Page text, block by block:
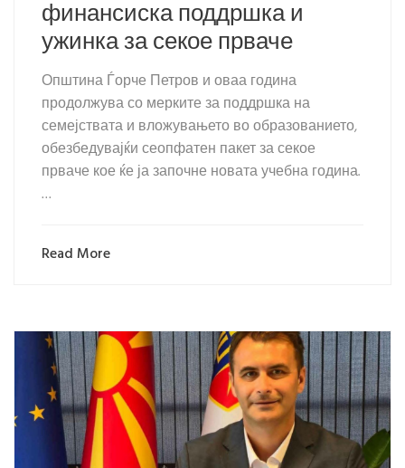
финансиска поддршка и
ужинка за секое прваче
Општина Ѓорче Петров и оваа година
продолжува со мерките за поддршка на
семејствата и вложувањето во образованието,
обезбедувајќи сеопфатен пакет за секое
прваче кое ќе ја започне новата учебна година.
…
Read More